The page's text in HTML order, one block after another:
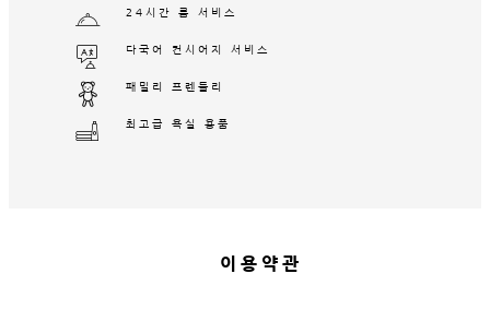
24시간 룸 서비스
다국어 컨시어지 서비스
패밀리 프렌들리
최고급 욕실 용품
이용약관